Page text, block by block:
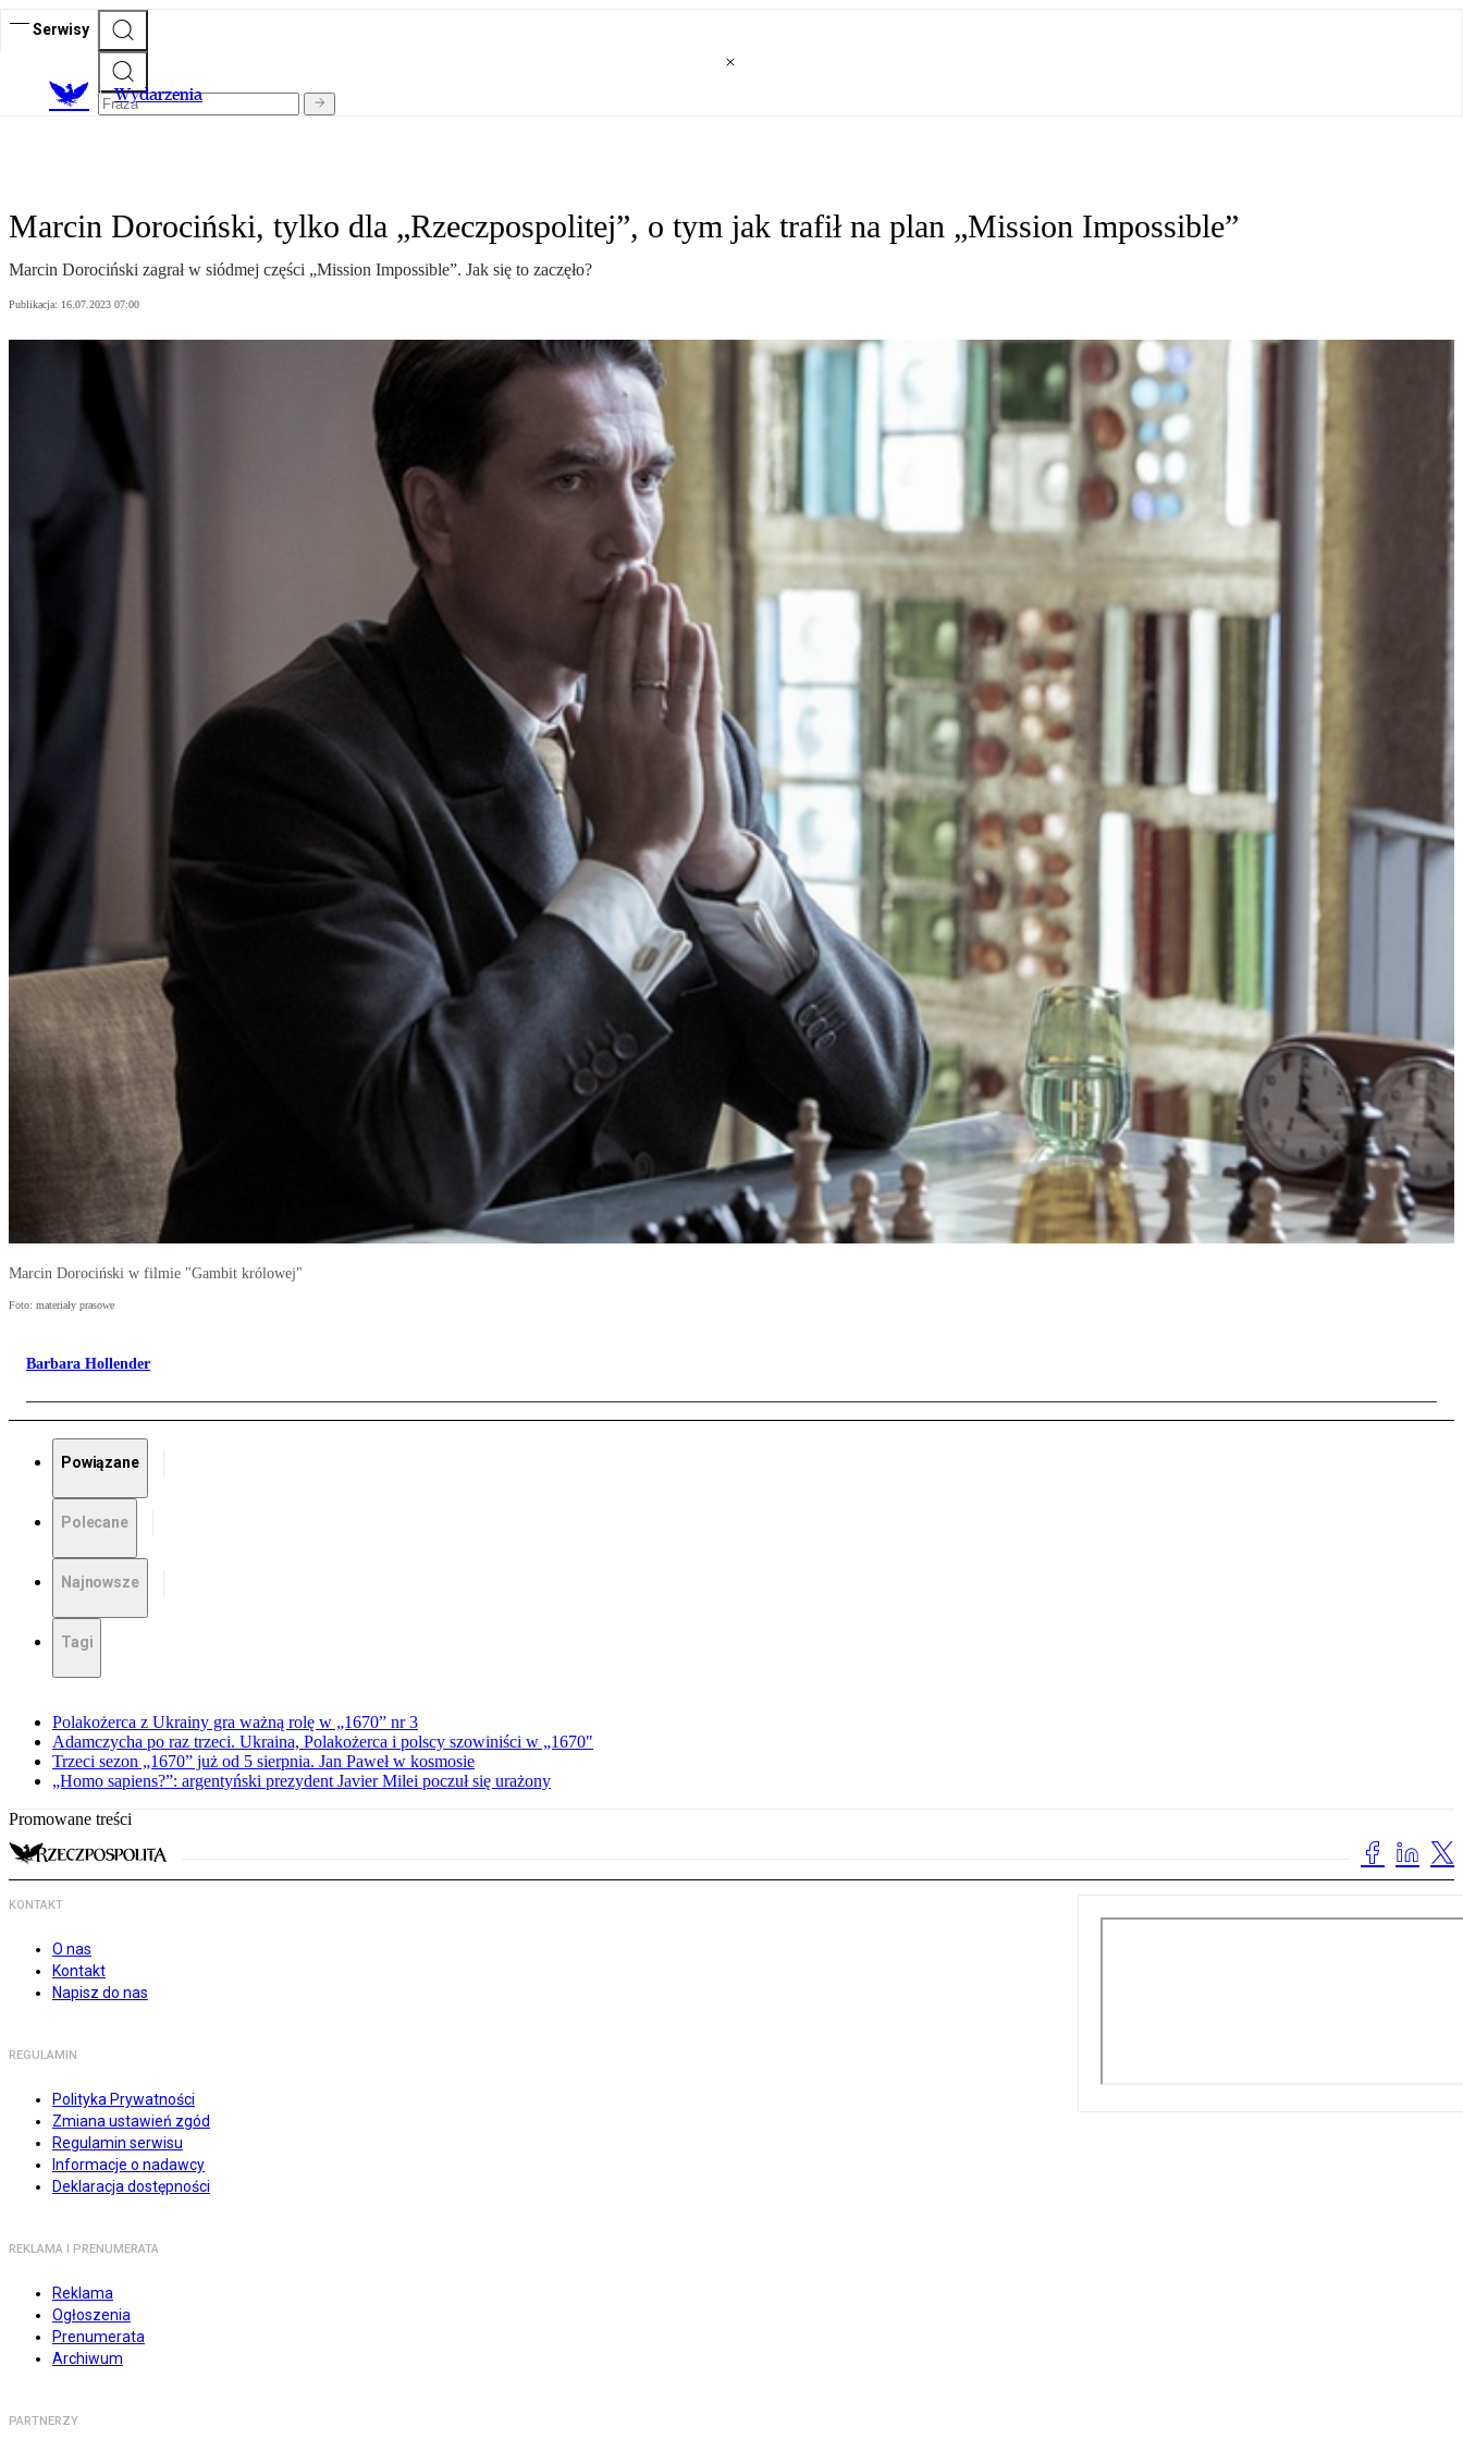
Serwisy
Wydarzenia
Marcin Dorociński, tylko dla „Rzeczpospolitej”, o tym jak trafił na plan „Mission Impossible”
Marcin Dorociński zagrał w siódmej części „Mission Impossible”. Jak się to zaczęło?
Publikacja: 16.07.2023 07:00
Marcin Dorociński w filmie "Gambit królowej"
Foto: materiały prasowe
Barbara Hollender
Powiązane
Polecane
Najnowsze
Tagi
Polakożerca z Ukrainy gra ważną rolę w „1670” nr 3
Adamczycha po raz trzeci. Ukraina, Polakożerca i polscy szowiniści w „1670"
Trzeci sezon „1670” już od 5 sierpnia. Jan Paweł w kosmosie
„Homo sapiens?”: argentyński prezydent Javier Milei poczuł się urażony
Promowane treści
KONTAKT
O nas
Kontakt
Napisz do nas
REGULAMIN
Polityka Prywatności
Zmiana ustawień zgód
Regulamin serwisu
Informacje o nadawcy
Deklaracja dostępności
REKLAMA I PRENUMERATA
Reklama
Ogłoszenia
Prenumerata
Archiwum
PARTNERZY